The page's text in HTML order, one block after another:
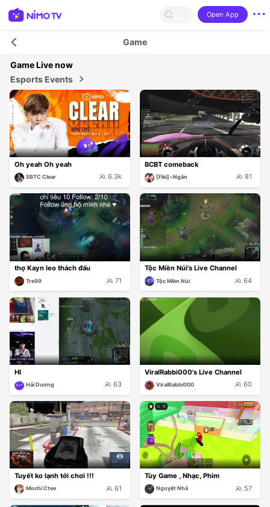
Open App
Game
GameLive now
Esports Events
Oh yeah Oh yeah
SBTC Clear 6.3k
BCBT comeback
[Fiki]~Ngân 81
thợ Kayn leo thách đấu
Tre99 71
Tộc Miền Núi's Live Channel
Tộc Miền Núi 64
HI
Hải Dương 63
ViralRabbi000's Live Channel
ViralRabbi000 60
Tuyết ko lạnh tới chơi !!!
Mochi Ctee 61
Tùy Game , Nhạc, Phim
Nguyệt Nhã 57